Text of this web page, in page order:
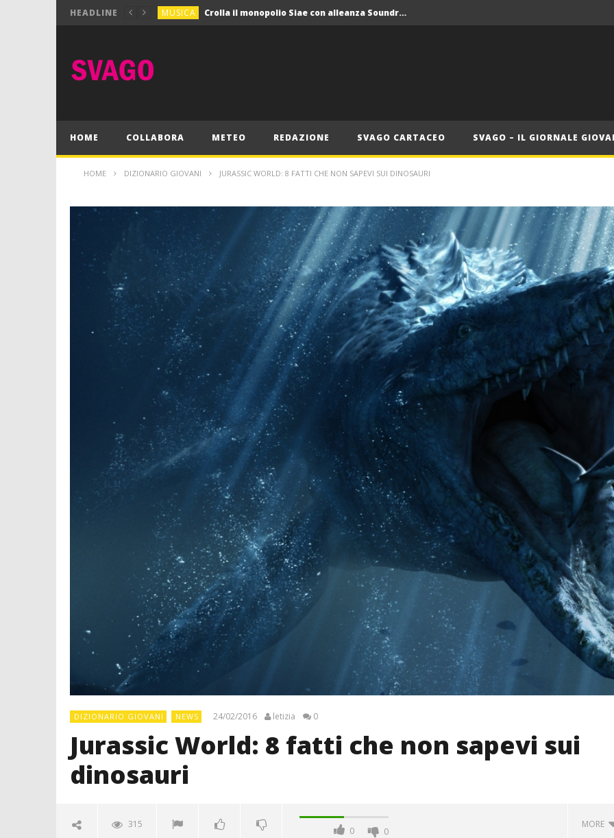
HEADLINE MUSICA Crolla il monopolio Siae con alleanza Soundreef – LEA
MUSICA Crolla il monopolio Siae con alleanza Soundreef – LEA
HOME COLLABORA METEO REDAZIONE SVAGO CARTACEO SVAGO – IL GIORNALE
HOME DIZIONARIO GIOVANI JURASSIC WORLD: 8 FATTI CHE NON SAPEVI SUI DINOSAURI
DIZIONARIO GIOVANI NEWS 24/02/2016 letizia 0
Jurassic World: 8 fatti che non sapevi sui
dinosauri
315
0 0
MORE